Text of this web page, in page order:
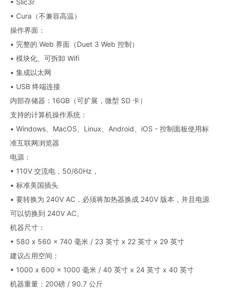
• Slic3r
• Cura（不兼容高温）
操作界面：
• 完整的 Web 界面（Duet 3 Web 控制）
• 模块化、可拆卸 Wifi
• 集成以太网
• USB 终端连接
内部存储器：16GB（可扩展，微型 SD 卡）
支持的计算机操作系统：
• Windows、MacOS、Linux、Android、iOS - 控制面板使用标
准互联网浏览器
电源：
• 110V 交流电，50/60Hz，
• 标准美国插头
• 要转换为 240V AC，必须将加热器换成 240V 版本，并且电源
可以切换到 240V AC。
机器尺寸：
• 580 x 560 x 740 毫米 / 23 英寸 x 22 英寸 x 29 英寸
建议占用空间：
• 1000 x 600 x 1000 毫米 / 40 英寸 x 24 英寸 x 40 英寸
机器重量：200磅 / 90.7 公斤